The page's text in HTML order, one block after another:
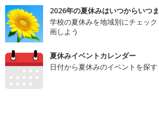
2026年の夏休みはいつからいつ
学校の夏休みを地域別にチェッ
画しよう
夏休みイベントカレンダー
日付から夏休みのイベントを探す